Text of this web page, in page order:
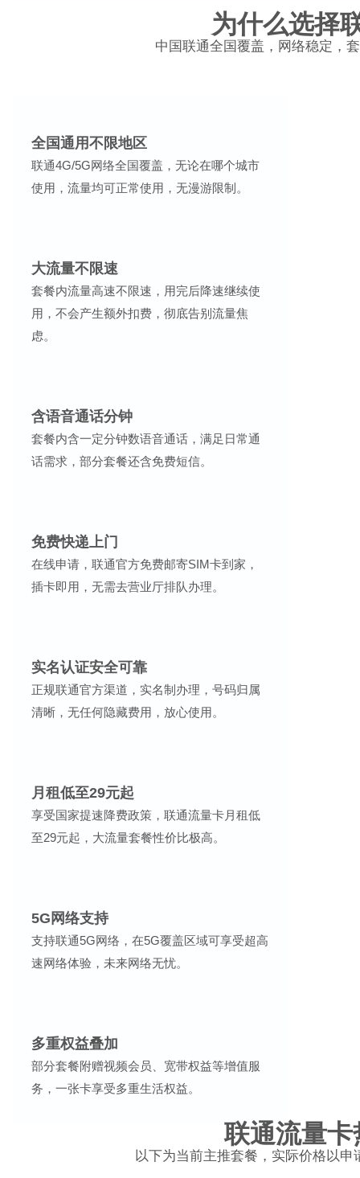
为什么选择
中国联通全国覆盖，网络稳定，
全国通用不限地区
联通4G/5G网络全国覆盖，无论在哪个城市
使用，流量均可正常使用，无漫游限制。
大流量不限速
套餐内流量高速不限速，用完后降速继续使
用，不会产生额外扣费，彻底告别流量焦
虑。
含语音通话分钟
套餐内含一定分钟数语音通话，满足日常通
话需求，部分套餐还含免费短信。
免费快递上门
在线申请，联通官方免费邮寄SIM卡到家，
插卡即用，无需去营业厅排队办理。
实名认证安全可靠
正规联通官方渠道，实名制办理，号码归属
清晰，无任何隐藏费用，放心使用。
月租低至29元起
享受国家提速降费政策，联通流量卡月租低
至29元起，大流量套餐性价比极高。
5G网络支持
支持联通5G网络，在5G覆盖区域可享受超高
速网络体验，未来网络无忧。
多重权益叠加
部分套餐附赠视频会员、宽带权益等增值服
务，一张卡享受多重生活权益。
联通流量
以下为当前主推套餐，实际价格以